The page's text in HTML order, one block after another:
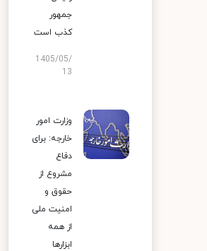
جمهور
کذب است
1405/05/
13
وزارت امور
خارجه: برای
دفاع
مشروع از
حقوق و
امنیت ملی
از همه
ابزارها